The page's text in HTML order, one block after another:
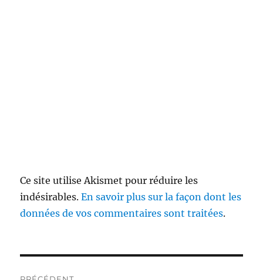
Ce site utilise Akismet pour réduire les
indésirables.En savoir plus sur la façon dont les
données de vos commentaires sont traitées.